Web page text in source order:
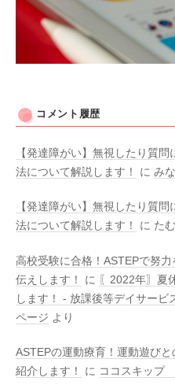
コメント履歴
【発達障がい】無視したり質
法について解説します！
に み
【発達障がい】無視したり質
法について解説します！
に たむ
高校受験に合格！ASTEPで努
伝えします！
に 〖2022年〗夏
します！ - 放課後等デイサービ
ページ より
ASTEPの運動療育！運動遊び
紹介します！
に ココスキップ